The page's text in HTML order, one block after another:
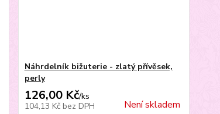
Náhrdelník bižuterie - zlatý přívěsek,
perly
126,00 Kč/ks
104,13 Kč bez DPH
Není skladem